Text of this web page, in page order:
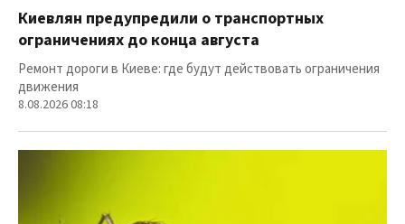
Киевлян предупредили о транспортных
ограничениях до конца августа
Ремонт дороги в Киеве: где будут действовать ограничения
движения
8.08.2026 08:18